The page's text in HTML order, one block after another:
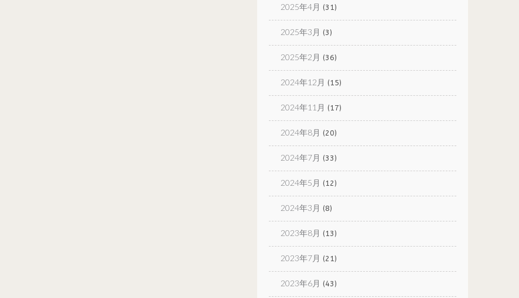
2025年4月 (31)
2025年3月 (3)
2025年2月 (36)
2024年12月 (15)
2024年11月 (17)
2024年8月 (20)
2024年7月 (33)
2024年5月 (12)
2024年3月 (8)
2023年8月 (13)
2023年7月 (21)
2023年6月 (43)